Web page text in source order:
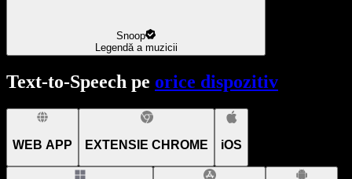
Snoop
Legendă a muzicii
Text-to-Speech pe orice dispozitiv
WEB APP EXTENSIE CHROME iOS